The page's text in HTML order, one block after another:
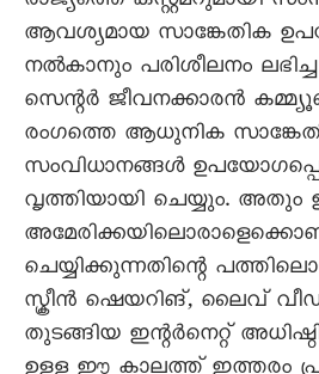
ആവശ്യമായ സാങ്കേതിക
നൽകാനും പരിശീലനം
സെന്റർ ജീവനക്കാരൻ
രംഗത്തെ ആധുനിക
സംവിധാനങ്ങൾ
വൃത്തിയായി ചെയ്യും. അതും
ചെയ്യിക്കുന്നതിന്റെ
സ്ക്രീൻ ‌‌ഷെയറിങ്, ലൈവ്
തുടങ്ങിയ ഇന്റർനെറ്റ്